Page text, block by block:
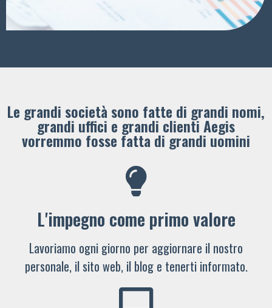
Le grandi società sono fatte di grandi nomi,
grandi uffici e grandi clienti ​Aegis
vorremmo fosse fatta di grandi uomini
L'impegno come primo valore
Lavoriamo ogni giorno per aggiornare il nostro
personale, il sito web, il blog e tenerti informato.